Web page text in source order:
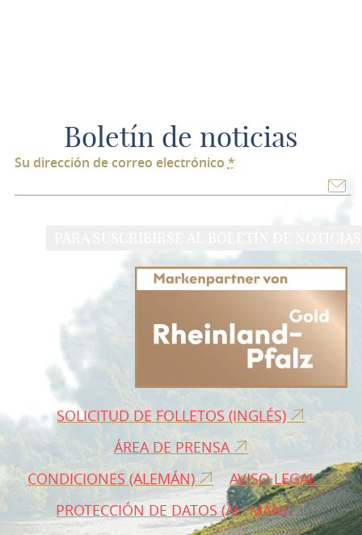
Boletín de noticias
Su dirección de correo electrónico *
SOLICITUD DE FOLLETOS (INGLÉS)
ÁREA DE PRENSA
CONDICIONES (ALEMÁN)
AVISO LEGAL
PROTECCIÓN DE DATOS (ALEMÁN)